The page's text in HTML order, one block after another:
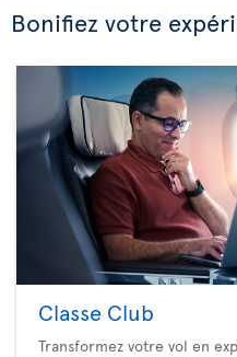
Bonifiez votre
Classe Club
Transformez votre vol en